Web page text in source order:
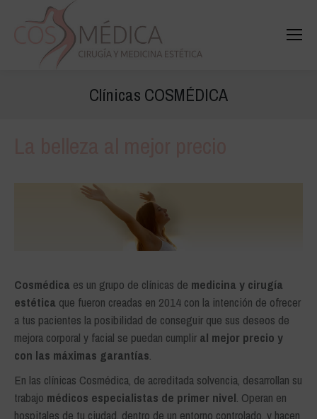
Clínicas COSMÉDICA
Cosmédica es un grupo de clínicas de medicina y cirugía
estética que fueron creadas en 2014 con la intención de ofrecer
a tus pacientes la posibilidad de conseguir que sus deseos de
mejora corporal y facial se puedan cumplir al mejor precio y
con las máximas garantías
En las clínicas Cosmédica, de acreditada solvencia, desarrollan su
trabajo médicos especialistas de primer nivel . Operan en
hospitales de tu ciudad, dentro de un entorno controlado, y hacen